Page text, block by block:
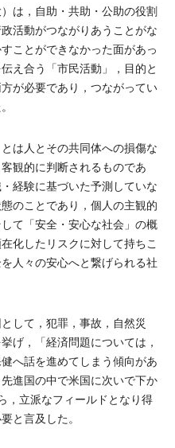
は，自助・共助・公助の役割
活動がつながりあうことがな
ことができなかった面があっ
え合う「市民活動」，目的と
が必要であり，つながってい
は人とその共同体への損傷な
観的に判断されるものであ
経験に基づいた予測していな
のことであり，個人の主観的
て「安全・安心な社会」の概
化したリスクに対して持ちこ
人々の安心へと繋げられる社
して，犯罪，事故，自然災
げ，「経済問題については，
へ話を進めてしまう傾向があ
進国の中で米国に次いで下か
，立派なフィールドとなり得
と言及した。